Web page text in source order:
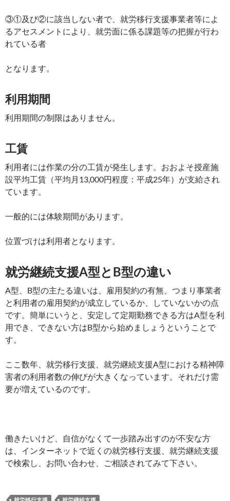
③①及び②に該当しない者で、就労移行支援事業者等によ
るアセスメントにより、就労面に係る課題等の把握が行わ
れている者
となります。
利用期間
利用期間の制限はありません。
工賃
利用者には作業の分の工賃が発生します。おおよそ授産施
設平均工賃（平均月13,000円程度：平成25年）が支給され
ています。
一般的には体験期間があります。
位置づけは利用者となります。
就労継続支援A型とB型の違い
A型、B型の主たる違いは、雇用契約の有無、つまり事業者
と利用者の雇用契約が成立しているか、していないかの点
です。簡単にいうと、安定して定期勤務できる方はA型を利
用でき、できない方はB型から始めましょうということで
す。
ここ数年、就労移行支援、就労継続支援A型における精神障
害者の利用者数の伸びが大きくなっています。それだけ需
要が増えているのです。
働きたいけど、自信がなくて一歩踏み出すのが不安な方
は、インターネットで近くの就労移行支援、就労継続支援
で検索し、お問い合わせ、ご相談されてみて下さい。